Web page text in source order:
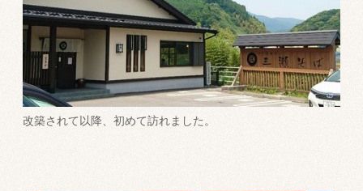
改築されて以降、初めて訪れました。